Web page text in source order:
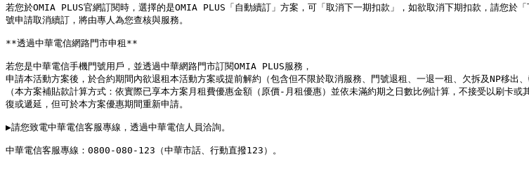
若您於OMIA PLUS官網訂閱時，選擇的是OMIA PLUS「自動續訂」方案，可「取消下一期扣款」，如欲取消下期扣款，請您
號申請取消續訂，將由專人為您查核與服務。
**透過中華電信網路門市申租**
若您是中華電信手機門號用戶，並透過中華網路門市訂閱OMIA PLUS服務，
申請本活動方案後，於合約期間內欲退租本活動方案或提前解約（包含但不限於取消服務、門號退租、一退一租、欠拆及NP移
（本方案補貼款計算方式：依實際已享本方案月租費優惠金額（原價-月租優惠）並依未滿約期之日數比例計算，不接受以刷卡
復或遞延，但可於本方案優惠期間重新申請。
▶請您致電中華電信客服專線，透過中華電信人員洽詢。